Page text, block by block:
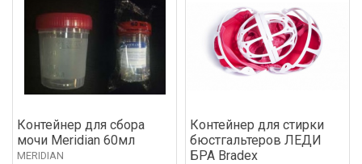
Контейнер для сбора
мочи Meridian 60мл
MERIDIAN
Контейнер для стирки
бюстгальтеров ЛЕДИ
БРА Bradex